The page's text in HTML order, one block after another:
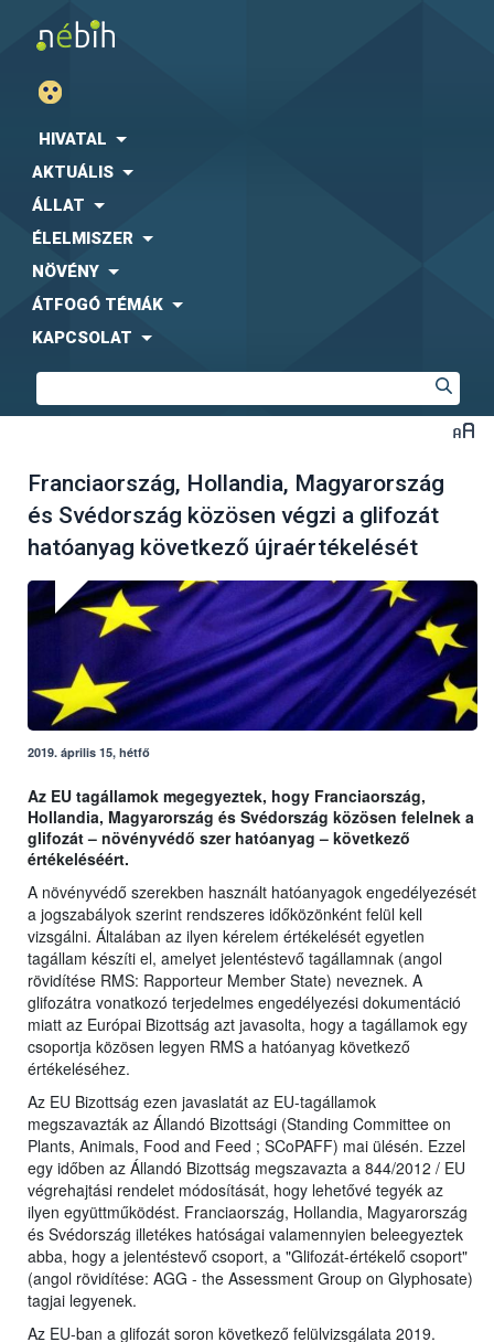
HIVATAL
AKTUÁLIS
ÁLLAT
ÉLELMISZER
NÖVÉNY
ÁTFOGÓ TÉMÁK
KAPCSOLAT
Franciaország, Hollandia, Magyarország
és Svédország közösen végzi a glifozát
hatóanyag következő újraértékelését
2019. április 15, hétfő
Az EU tagállamok megegyeztek, hogy Franciaország,
Hollandia, Magyarország és Svédország közösen felelnek a
glifozát – növényvédő szer hatóanyag – következő
értékeléséért.
A növényvédő szerekben használt hatóanyagok engedélyezését
a jogszabályok szerint rendszeres időközönként felül kell
vizsgálni. Általában az ilyen kérelem értékelését egyetlen
tagállam készíti el, amelyet jelentéstevő tagállamnak (angol
rövidítése RMS: Rapporteur Member State) neveznek. A
glifozátra vonatkozó terjedelmes engedélyezési dokumentáció
miatt az Európai Bizottság azt javasolta, hogy a tagállamok egy
csoportja közösen legyen RMS a hatóanyag következő
értékeléséhez.
Az EU Bizottság ezen javaslatát az EU-tagállamok
megszavazták az Állandó Bizottsági (Standing Committee on
Plants, Animals, Food and Feed ; SCoPAFF) mai ülésén. Ezzel
egy időben az Állandó Bizottság megszavazta a 844/2012 / EU
végrehajtási rendelet módosítását, hogy lehetővé tegyék az
ilyen együttműködést. Franciaország, Hollandia, Magyarország
és Svédország illetékes hatóságai valamennyien beleegyeztek
abba, hogy a jelentéstevő csoport, a "Glifozát-értékelő csoport"
(angol rövidítése: AGG - the Assessment Group on Glyphosate)
tagjai legyenek.
Az EU-ban a glifozát soron következő felülvizsgálata 2019.